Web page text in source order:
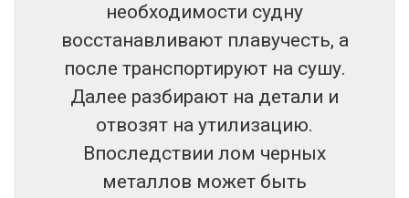
необходимости судну
восстанавливают плавучесть, а
после транспортируют на сушу.
Далее разбирают на детали и
отвозят на утилизацию.
Впоследствии лом черных
металлов может быть